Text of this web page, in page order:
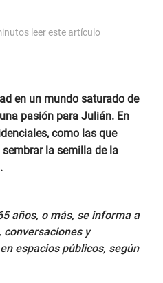
leer este artículo
en un mundo saturado de
pasión para Julián. En
como las que
la semilla de la
años, o más, se informa a
conversaciones y
espacios públicos, según